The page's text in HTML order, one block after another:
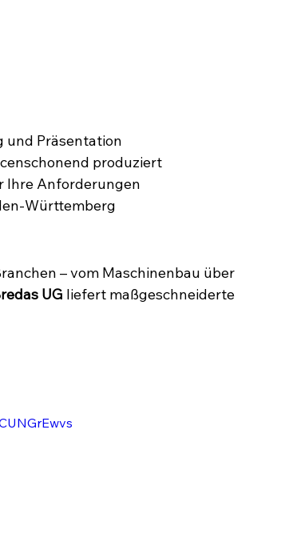
und Präsentation
produziert
Ihre Anforderungen
Württemberg
– vom Maschinenbau über
UG liefert maßgeschneiderte